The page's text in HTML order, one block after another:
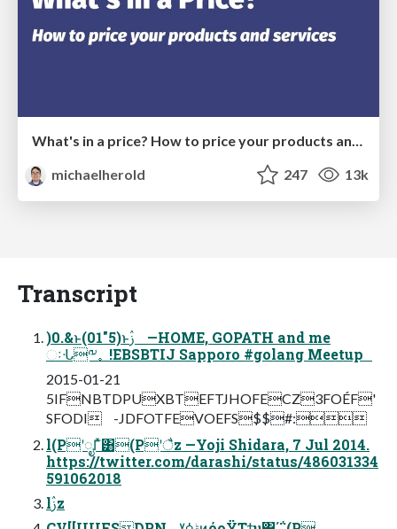
michaelherold
247 13k
Transcript
)0.&ͱ(01"5)ͱࢲ —HOME, GOPATH and me
ઃᒜ༸࣐ !EBSBTIJ Sapporo #golang Meetup
2015-01-21
5IFNBTDPUXBTEFTJHOFECZ3FOÉF'
SFODI -JDFOTFEVOEFS$$#:
l(PʹೖΓͯ͸(Pʹै͑z —Yoji Shidara, 7 Jul 2014.
https://twitter.com/darashi/status/486031334
591062018
lࢲz